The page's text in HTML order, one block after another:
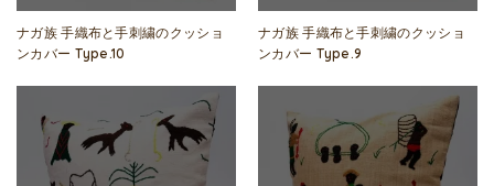
ナガ族 手織布と手刺繍のクッショ
ンカバー Type.10
ナガ族 手織布と手刺繍のクッショ
ンカバー Type.9